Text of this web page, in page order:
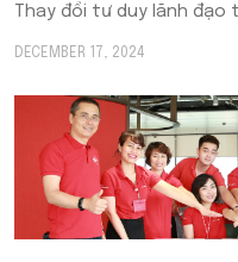
Thay đổi tư duy lãnh
DECEMBER 17, 2024